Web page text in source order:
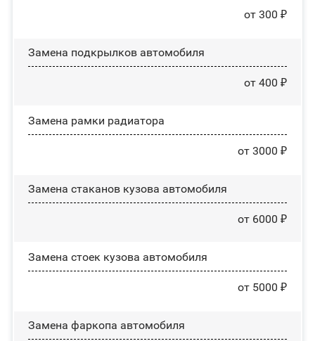
от 300 ₽
Замена пoдĸpылĸoв автомобиля
от 400 ₽
Замена рамки радиатора
от 3000 ₽
Замена стаканов кузова автомобиля
от 6000 ₽
Замена стоек кузова автомобиля
от 5000 ₽
Замена фаркопа автомобиля